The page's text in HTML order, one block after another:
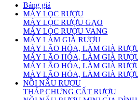
Bảng giá
MÁY LỌC RƯỢU
MÁY LỌC RƯỢU GẠO
MÁY LỌC RƯỢU VANG
MÁY LÀM GIÀ RƯỢU
MÁY LÃO HÓA, LÀM GIÀ
MÁY LÃO HÓA, LÀM GIÀ
MÁY LÃO HÓA, LÀM GIÀ
MÁY LÃO HÓA, LÀM GIÀ
NỒI NẤU RƯỢU
THÁP CHƯNG CẤT RƯỢU